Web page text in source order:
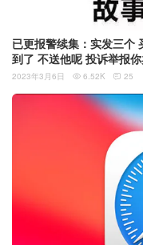
已更报警续集：实发三个
到了 不送他呢 投诉举报
2023年3月6日  6.52K  25